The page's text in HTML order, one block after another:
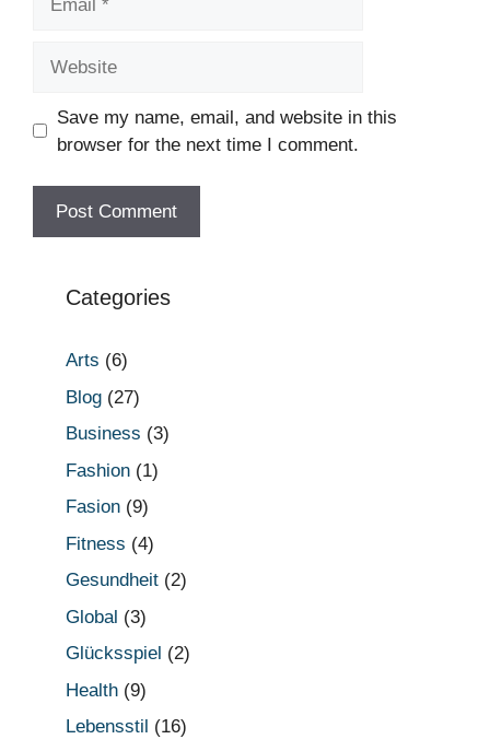
Save my name, email, and website in this
browser for the next time I comment.
Categories
Arts (6)
Blog (27)
Business (3)
Fashion (1)
Fasion (9)
Fitness (4)
Gesundheit (2)
Global (3)
Glücksspiel (2)
Health (9)
Lebensstil (16)